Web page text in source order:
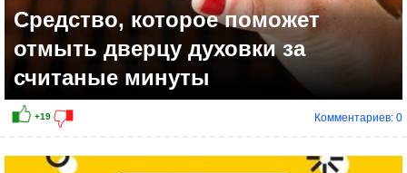
Средство, которое поможет
отмыть дверцу духовки за
считаные минуты
Комментариев: 0